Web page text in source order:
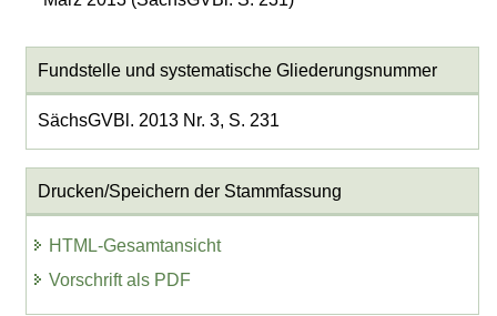
Fundstelle und systematische Gliederungsnummer
SächsGVBl. 2013 Nr. 3, S. 231
Drucken/Speichern der Stammfassung
HTML-Gesamtansicht
Vorschrift als PDF